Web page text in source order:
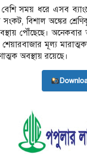
সময় ধরে এসব
বিশাল অঙ্কের
পৌঁছেছে।
মূল্য
অবস্থায় রয়েছে।